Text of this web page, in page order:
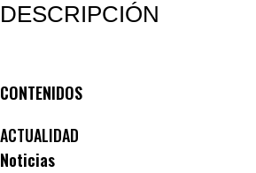
DESCRIPCIÓN
CONTENIDOS
ACTUALIDAD
Noticias